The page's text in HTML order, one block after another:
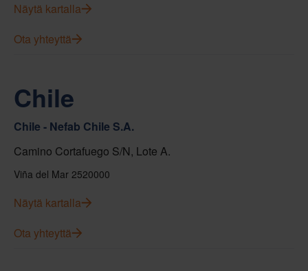
Näytä kartalla
Ota yhteyttä
Chile
Chile - Nefab Chile S.A.
Camino Cortafuego S/N, Lote A.
Viña del Mar 2520000
Näytä kartalla
Ota yhteyttä